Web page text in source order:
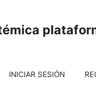
INICIAR SESIÓN